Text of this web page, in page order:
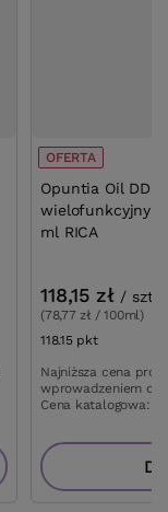
OFERTA
Opuntia Oil DD
wielofunkcyjny
ml RICA
118,15 zł / szt.
(78,77 zł / 100ml)
118.15 pktpunktów
Najniższa cena
wprowadzeniem
Cena katalogowa: